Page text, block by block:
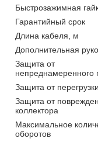
Быстрозажимная
Гарантийный срок
Длина кабеля, м
Дополнительная
Защита от
непреднамеренного
Защита от перегрузки
Защита от
коллектора
Максимальное
оборотов